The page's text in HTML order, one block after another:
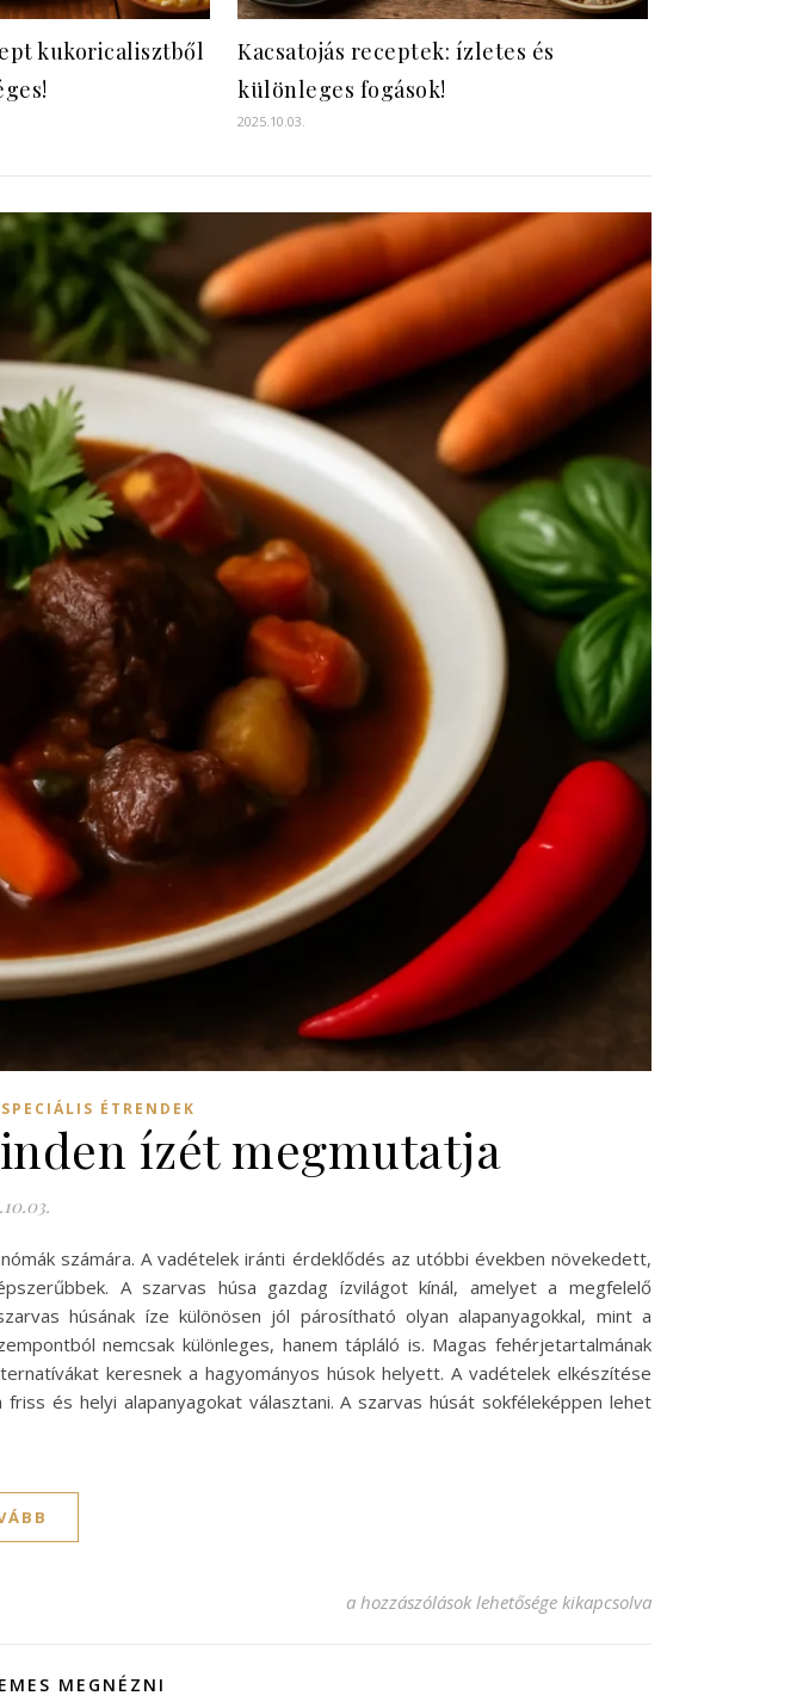
kukoricalisztből
Kacsatojás receptek: ízletes és
különleges fogások!
2025.10.03.
SPECIÁLIS ÉTRENDEK
ízét megmutatja
számára. A vadételek iránti érdeklődés az utóbbi években növekedett,
A szarvas húsa gazdag ízvilágot kínál, amelyet a megfelelő
húsának íze különösen jól párosítható olyan alapanyagokkal, mint a
nemcsak különleges, hanem tápláló is. Magas fehérjetartalmának
keresnek a hagyományos húsok helyett. A vadételek elkészítése
és helyi alapanyagokat választani. A szarvas húsát sokféleképpen lehet
Szarvas recept, ami minden ízét megmutatja bejegyzéshez
a hozzászólások lehetősége kikapcsolva
MEGNÉZNI